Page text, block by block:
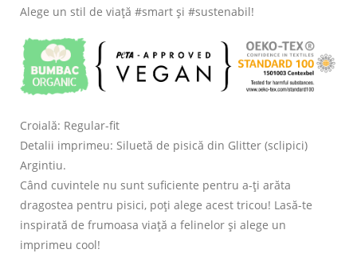
Alege un stil de viață #smart și #sustenabil!
Croială: Regular-fit
Detalii imprimeu: Siluetă de pisică din Glitter (sclipici)
Argintiu.
Când cuvintele nu sunt suficiente pentru a-ți arăta
dragostea pentru pisici, poți alege acest tricou! Lasă-te
inspirată de frumoasa viață a felinelor și alege un
imprimeu cool!